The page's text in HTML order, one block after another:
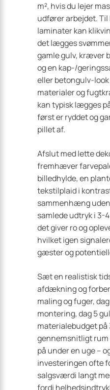
m², hvis du lejer
udfører arbejdet.
laminater kan
det lægges
gamle gulv, kræver
og en kap-/
eller betongulv-
materialer og
kan typisk lægges
først er ryddet og
pillet af.
Afslut med lette
fremhæver
billedhylde, en
tekstilplaid i
sammenhæng
samlede udtryk i 3-
det giver ro og
hvilket igen
gæster og
Sæt en realistisk
afdækning og
maling og fuger,
montering, dag 5
materialebudget
gennemsnitligt rum
på under en uge –
investeringen ofte
salgsværdi langt
fordi